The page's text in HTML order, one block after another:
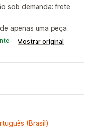
sob demanda: frete
apenas uma peça
Mostrar original
(Brasil)